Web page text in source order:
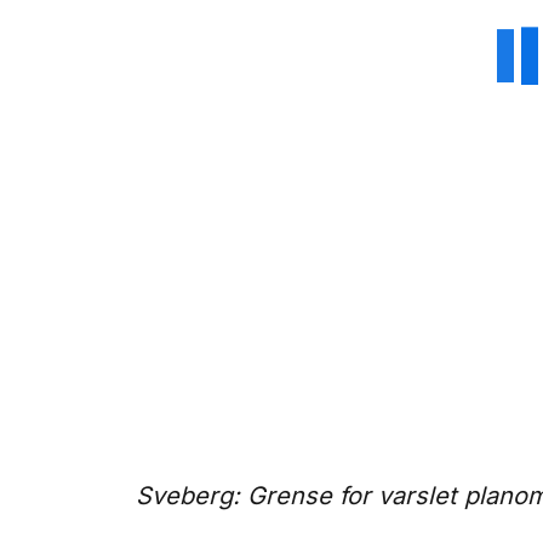
Sveberg: Grense for varslet